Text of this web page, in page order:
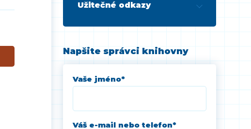
Užitečné odkazy
Napšite správci knihovny
Vaše jméno*
Váš e-mail nebo telefon*